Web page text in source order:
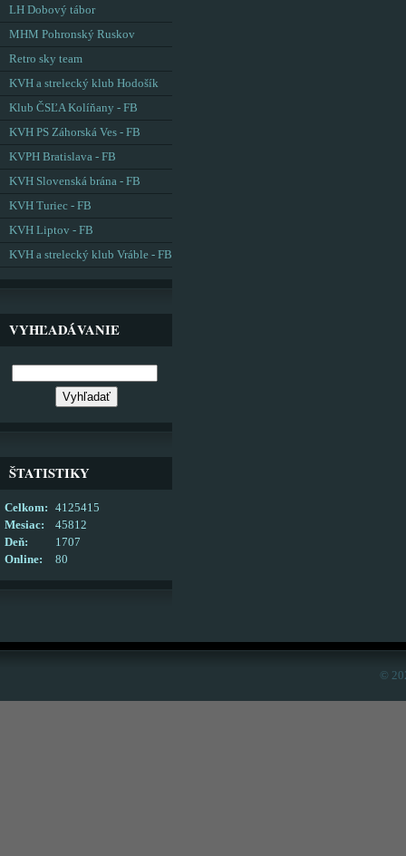
LH Dobový tábor
MHM Pohronský Ruskov
Retro sky team
KVH a strelecký klub Hodošík
Klub ČSĽA Kolíňany - FB
KVH PS Záhorská Ves - FB
KVPH Bratislava - FB
KVH Slovenská brána - FB
KVH Turiec - FB
KVH Liptov - FB
KVH a strelecký klub Vráble - FB
VYHĽADÁVANIE
ŠTATISTIKY
Online: 80
Celkom:
4125415
Mesiac:
45812
Deň:
1707
©